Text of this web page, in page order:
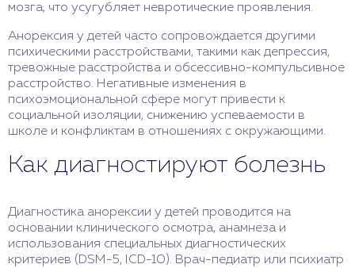
мозга, что усугубляет невротические проявления.
Анорексия у детей часто сопровождается другими
психическими расстройствами, такими как депрессия,
тревожные расстройства и обсессивно-компульсивное
расстройство. Негативные изменения в
психоэмоциональной сфере могут привести к
социальной изоляции, снижению успеваемости в
школе и конфликтам в отношениях с окружающими.
Как диагностируют болезнь
Диагностика анорексии у детей проводится на
основании клинического осмотра, анамнеза и
использования специальных диагностических
критериев (DSM-5, ICD-10). Врач-педиатр или психиатр